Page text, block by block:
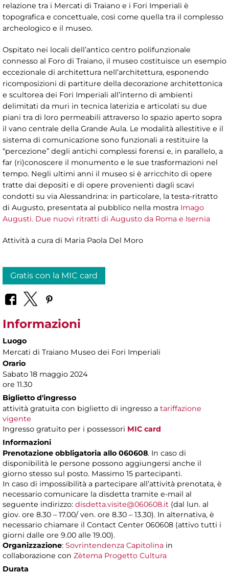
relazione tra i Mercati di Traiano e i Fori Imperiali è
topografica e concettuale, così come quella tra il complesso
archeologico e il museo.
Ospitato nei locali dell’antico centro polifunzionale
connesso al Foro di Traiano, il museo costituisce un esempio
eccezionale di architettura nell’architettura, esponendo
ricomposizioni di partiture della decorazione architettonica
e scultorea dei Fori Imperiali all’interno di ambienti
delimitati da muri in tecnica laterizia e articolati su due
piani tra di loro permeabili attraverso lo spazio aperto sopra
il vano centrale della Grande Aula. Le modalità allestitive e il
sistema di comunicazione sono funzionali a restituire la
“percezione” degli antichi complessi forensi e, in parallelo, a
far (ri)conoscere il monumento e le sue trasformazioni nel
tempo. Negli ultimi anni il museo si è arricchito di opere
tratte dai depositi e di opere provenienti dagli scavi
condotti su via Alessandrina: in particolare, la testa-ritratto
di Augusto, presentata al pubblico nella mostra Imago
Augusti. Due nuovi ritratti di Augusto da Roma e Isernia
Attività a cura di Maria Paola Del Moro
Gratis con la MIC card
Informazioni
Luogo
Mercati di Traiano Museo dei Fori Imperiali
Orario
Sabato 18 maggio 2024
ore 11.30
Biglietto d'ingresso
attività gratuita con biglietto di ingresso a tariffazione
vigente
Ingresso gratuito per i possessori MIC card
Informazioni
Prenotazione obbligatoria allo 060608. In caso di
disponibilità le persone possono aggiungersi anche il
giorno stesso sul posto. Massimo 15 partecipanti.
In caso di impossibilità a partecipare all’attività prenotata, è
necessario comunicare la disdetta tramite e-mail al
seguente indirizzo: disdetta.visite@060608.it (dal lun. al
giov. ore 8.30 – 17.00/ ven. ore 8.30 – 13.30). In alternativa, è
necessario chiamare il Contact Center 060608 (attivo tutti i
giorni dalle ore 9.00 alle 19.00).
Organizzazione: Sovrintendenza Capitolina in
collaborazione con Zètema Progetto Cultura
Durata